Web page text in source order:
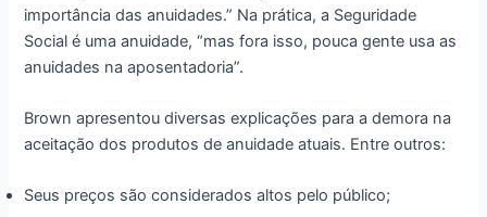
importância das anuidades.” Na prática, a Seguridade
Social é uma anuidade, “mas fora isso, pouca gente usa as
anuidades na aposentadoria”.
Brown apresentou diversas explicações para a demora na
aceitação dos produtos de anuidade atuais. Entre outros:
Seus preços são considerados altos pelo público;